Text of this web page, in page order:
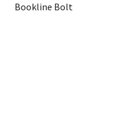
Bookline Bolt